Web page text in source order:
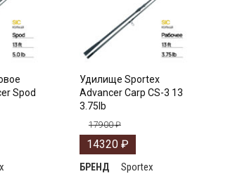
Spod
Удилище Sportex
Advancer Carp CS-3 13
3.75lb
17900₽
14320 ₽
БРЕНД
Sportex